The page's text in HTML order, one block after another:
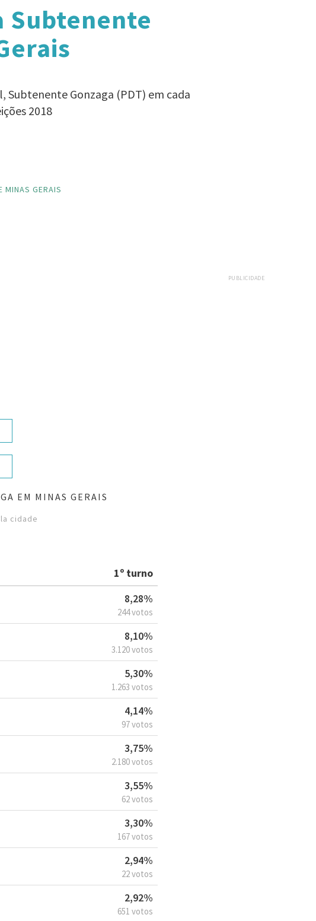
Subtenente
Subtenente Gonzaga (PDT) em cada
2018
MINAS GERAIS
PUBLICIDADE
EM MINAS GERAIS
cidade
1º turno
8,28%
244 votos
8,10%
3.120 votos
5,30%
1.263 votos
4,14%
97 votos
3,75%
2.180 votos
3,55%
62 votos
3,30%
167 votos
2,94%
22 votos
2,92%
651 votos